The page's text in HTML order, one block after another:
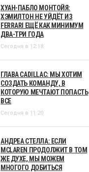
ХУАН-ПАБЛО МОНТОЙЯ:
ХЭМИЛТОН НЕ УЙДЁТ ИЗ
FERRARI ЕЩЁ КАК МИНИМУМ
ДВА-ТРИ ГОДА
Сегодня в 12:18
ГЛАВА CADILLAC: МЫ ХОТИМ
СОЗДАТЬ КОМАНДУ, В
КОТОРУЮ МЕЧТАЮТ ПОПАСТЬ
ВСЕ
Сегодня в 11:20
АНДРЕА СТЕЛЛА: ЕСЛИ
MCLAREN ПРОДОЛЖИТ В ТОМ
ЖЕ ДУХЕ, МЫ МОЖЕМ
МНОГОГО ДОБИТЬСЯ